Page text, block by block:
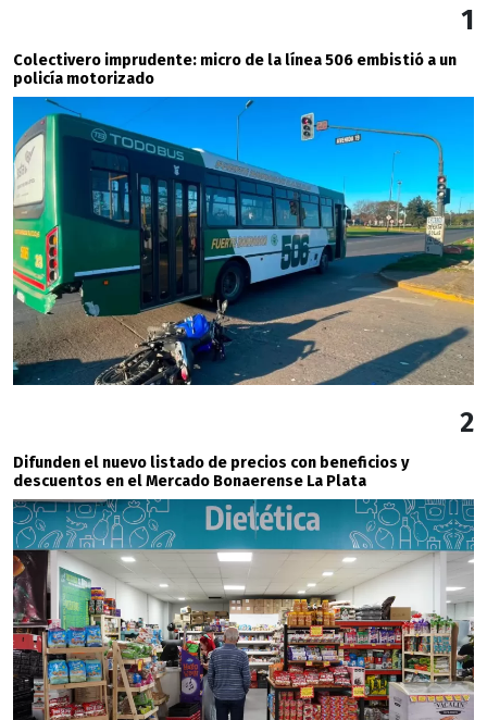
1
Colectivero imprudente: micro de la línea 506 embistió a un
policía motorizado
2
Difunden el nuevo listado de precios con beneficios y
descuentos en el Mercado Bonaerense La Plata